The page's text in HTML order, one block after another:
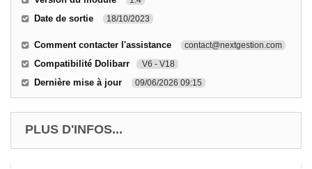
Date de sortie 18/10/2023
Comment contacter l'assistance contact@nextgestion.com
Compatibilité Dolibarr V6 - V18
Dernière mise à jour 09/06/2026 09:15
PLUS D'INFOS...